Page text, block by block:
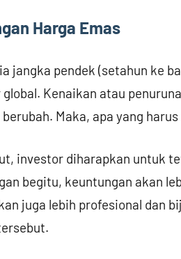
Harga Emas
jangka pendek (setahun ke
Kenaikan atau
Maka, apa yang
investor diharapkan untuk
begitu, keuntungan akan
juga lebih profesional dan